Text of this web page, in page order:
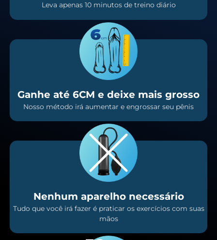
Leva apenas 10 minutos de treino diário
Ganhe até 6CM e deixe mais grosso
Nosso método irá aumentar e engrossar seu pênis
Nenhum aparelho necessário
Tudo que você irá fazer é praticar os exercícios com suas
mãos